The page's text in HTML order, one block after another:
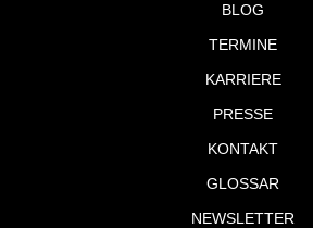
BLOG
TERMINE
KARRIERE
PRESSE
KONTAKT
GLOSSAR
NEWSLETTER